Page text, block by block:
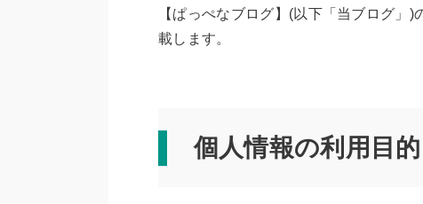
【ぱっぺなブログ】(以下「当ブログ」
載します。
個人情報の利用目